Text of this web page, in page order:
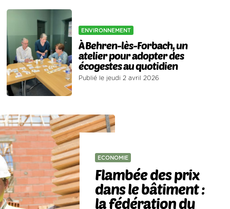
ENVIRONNEMENT
À Behren-lès-Forbach, un
atelier pour adopter des
écogestes au quotidien
Publié le jeudi 2 avril 2026
ECONOMIE
Flambée des prix
dans le bâtiment :
la fédération du